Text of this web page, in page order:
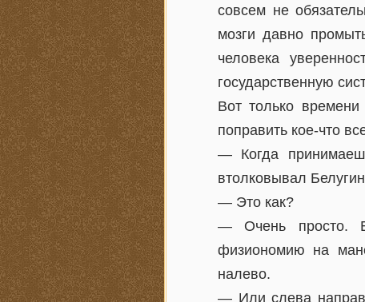
совсем не
мозги давно
человека
государственную
Вот только
поправить кое-что
— Когда
втолковывал
— Это как?
— Очень просто.
физиономию на
налево.
— Или слева